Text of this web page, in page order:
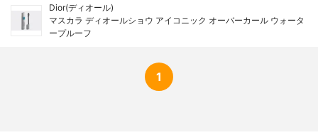
Dior(ディオール)
マスカラ ディオールショウ アイコニック オーバーカール ウォータ
ープルーフ
1